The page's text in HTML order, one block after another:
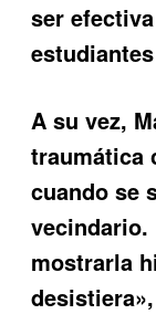
ser
A su vez,
traumática
cuando se
vecindario.
mostrarla